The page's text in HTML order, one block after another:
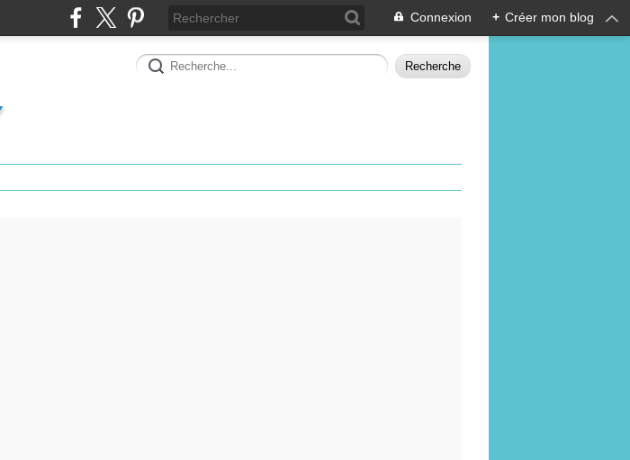
Connexion + Créer mon blog